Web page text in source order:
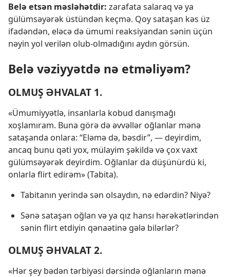
Belə etsən məsləhətdir: zarafata salaraq və ya
gülümsəyərək üstündən keçmə. Qoy sataşan kəs üz
ifadəndən, eləcə də ümumi reaksiyandan sənin üçün
nəyin yol verilən olub-olmadığını aydın görsün.
Belə vəziyyətdə nə etməliyəm?
OLMUŞ ƏHVALAT 1.
«Ümumiyyətlə, insanlarla kobud danışmağı
xoşlamıram. Buna görə də əvvəllər oğlanlar mənə
sataşanda onlara: “Eləmə də, bəsdir”, — deyirdim,
ancaq bunu qəti yox, mülayim şəkildə və çox vaxt
gülümsəyərək deyirdim. Oğlanlar da düşünürdü ki,
onlarla flirt edirəm» (Tabita).
Tabitanın yerində sən olsaydın, nə edərdin? Niyə?
Sənə sataşan oğlan və ya qız hansı hərəkətlərindən
sənin flirt etdiyin qənaətinə gələ bilərlər?
OLMUŞ ƏHVALAT 2.
«Hər şey bədən tərbiyəsi dərsində oğlanların mənə